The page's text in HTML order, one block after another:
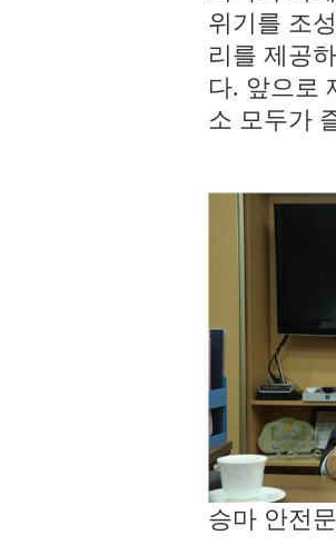
위기를 조
리를 제공
다. 앞으로
소 모두가
승마 안전